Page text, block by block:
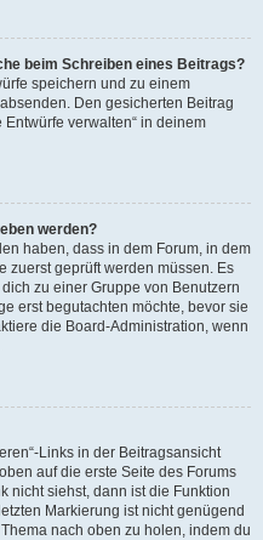
beim Schreiben eines Beitrags?
speichern und zu einem
Den gesicherten Beitrag
Entwürfe verwalten“ in deinem
werden?
haben, dass in dem Forum, in dem
zuerst geprüft werden müssen. Es
zu einer Gruppe von Benutzern
erst begutachten möchte, bevor sie
die Board-Administration, wenn
Links in der Beitragsansicht
auf die erste Seite des Forums
nicht siehst, dann ist die Funktion
Markierung ist nicht genügend
nach oben zu holen, indem du